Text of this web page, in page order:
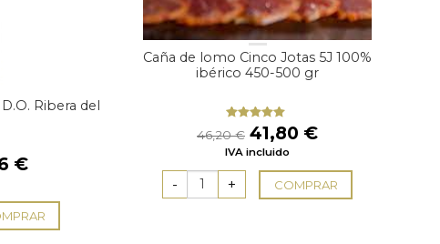
Ribera del
€.
€El
actual
es:
43,56 €.
Caña de lomo Cinco Jotas 5J 100%
ibérico 450-500 gr
Valorado
con 5.00de
5
46,20€ El
precio
original
era:
46,20 €.
41,80 €El
actual
es:
41,80 €.
IVA incluido
COMPRAR